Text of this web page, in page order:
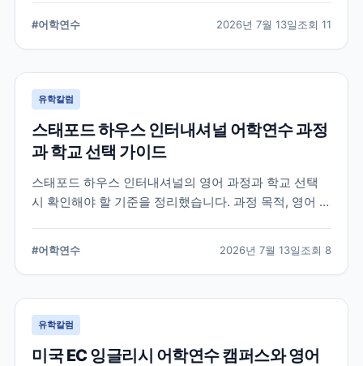
#어학연수 2026년 7월 13일조회 11
유학칼럼
스태포드 하우스 인터내셔널 어학연수 과정
과 학교 선택 가이드
스태포드 하우스 인터내셔널의 영어 과정과 학교 선택
시 확인해야 할 기준을 정리했습니다. 과정 목적, 영어 수
#어학연수 2026년 7월 13일조회 8
유학칼럼
미국 EC 잉글리시 어학연수 캠퍼스와 영어